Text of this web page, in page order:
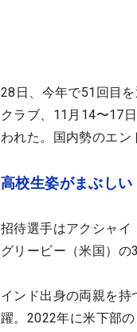
28日、今年で51回目
クラブ、11月14〜17
われた。国内勢のエン
高校生姿がまぶしい
招待選手はアクシャイ
グリービー（米国）の
インド出身の両親を
躍。2022年に米下部